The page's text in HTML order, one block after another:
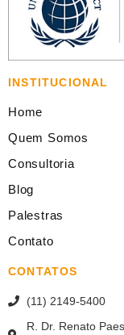
INSTITUCIONAL
Home
Quem Somos
Consultoria
Blog
Palestras
Contato
CONTATOS
(11) 2149-5400
R. Dr. Renato